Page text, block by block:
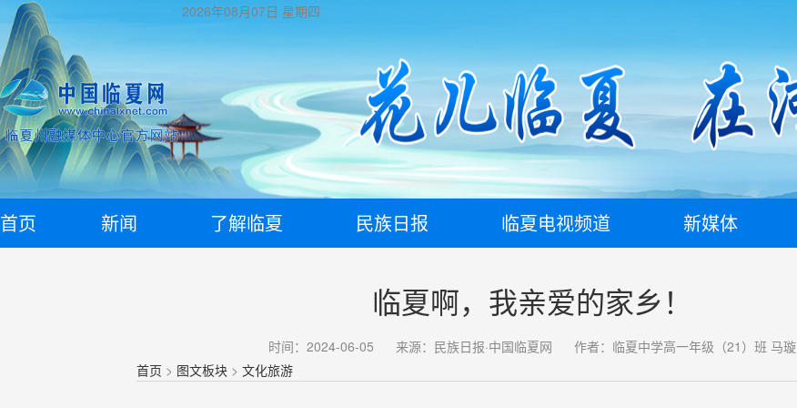
2026年08月07日 星期四
首页 新闻 了解临夏 民族日报 临夏电视频道 新媒体
临夏啊，我亲爱的家乡！
时间：2024-06-05 来源：民族日报·中国临夏网
作者：临夏中学高一年级（21）班 马璇
首页 > 图文板块 > 文化旅游